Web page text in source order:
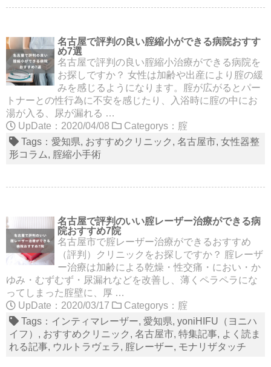
名古屋で評判の良い腟縮小ができる病院おすす
め7選
名古屋で評判の良い腟縮小治療ができる病院を
お探しですか？ 女性は加齢や出産により腟の緩
みを感じるようになります。腟が広がるとパー
トナーとの性行為に不安を感じたり、入浴時に腟の中にお
湯が入る、尿が漏れる …
UpDate：2020/04/08
Categorys： 腟
Tags： 愛知県 おすすめクリニック 名古屋市 女性器整
形コラム
腟縮小手術
名古屋で評判のいい腟レーザー治療ができる病
院おすすめ7院
名古屋市で腟レーザー治療ができるおすすめ
（評判）クリニックをお探しですか？ 腟レーザ
ー治療は加齢による乾燥・性交痛・におい・か
ゆみ・むずむず・尿漏れなどを改善し、薄くペラペラにな
ってしまった腟壁に、厚 …
UpDate：2020/03/17
Categorys： 腟
Tags： インティマレーザー 愛知県 yoniHIFU（ヨニハ
イフ）
おすすめクリニック 名古屋市 特集記事 よく読ま
れる記事 ウルトラヴェラ 腟レーザー モナリザタッチ